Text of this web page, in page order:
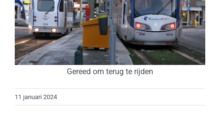
Gereed om terug te rijden
11 januari 2024